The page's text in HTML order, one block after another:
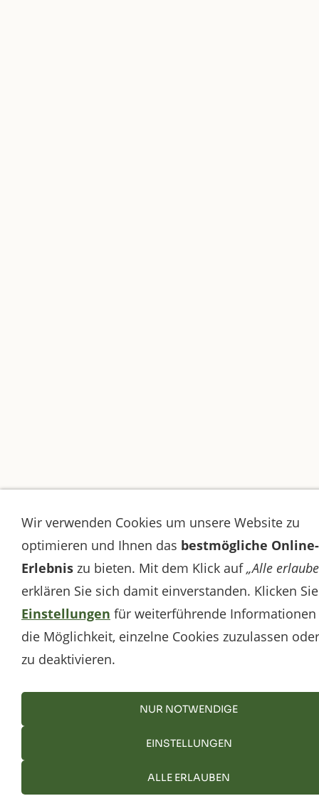
Wir verwenden Cookies um unsere Website zu
optimieren und Ihnen das bestmögliche Online-
Erlebnis zu bieten. Mit dem Klick auf„Alle
erklären Sie sich damit einverstanden. Klicken
Einstellungen für weiterführende
die Möglichkeit, einzelne Cookies zuzulassen
zu deaktivieren.
NUR NOTWENDIGE
EINSTELLUNGEN
ALLE ERLAUBEN